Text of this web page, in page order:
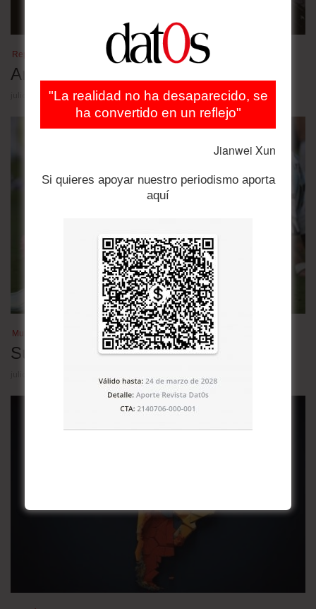
Reportaje
Anatomía de una industria fantasma
julio 22, 2026
Mundial de fútbol 2026
Su noche triste
"La realidad no ha desaparecido, se
ha convertido en un reflejo"
Jianwei Xun
Si quieres apoyar nuestro periodismo aporta
aquí